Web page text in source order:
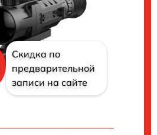
Скидка по
предварительной
записи на сайте